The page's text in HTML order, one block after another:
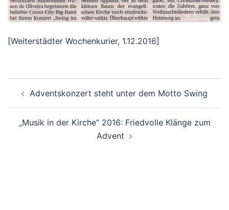
[Weiterstädter Wochenkurier, 1.12.2016]
Adventskonzert steht unter dem Motto Swing
„Musik in der Kirche“ 2016: Friedvolle Klänge zum
Advent